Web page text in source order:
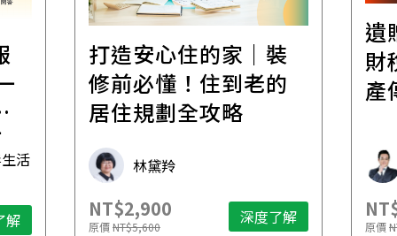
活
解
打造安心住的家｜裝
修前必懂！住到老的
居住規劃全攻略
林黛羚
NT$2,900
原價NT$5,600 深度了解
遺
財
產
原價